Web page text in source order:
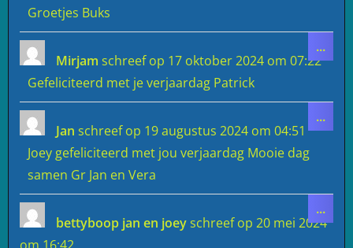
Groetjes Buks
Mirjam schreef op 17 oktober 2024 om 07:22
Gefeliciteerd met je verjaardag Patrick
...
deze
Jan schreef op 19 augustus 2024 om 04:51
Joey gefeliciteerd met jou verjaardag Mooie dag
samen Gr Jan en Vera
...
deze
bettyboop jan en joey schreef op 20 mei 2024
...
deze